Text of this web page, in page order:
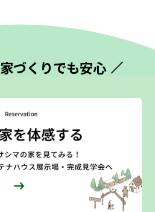
家づくりでも安心